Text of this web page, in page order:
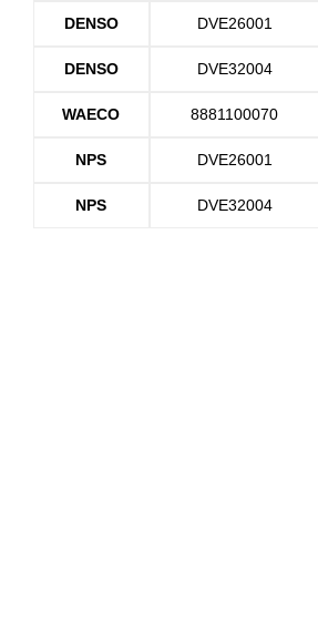
DENSO DVE26001
DENSO DVE32004
WAECO 8881100070
NPS DVE26001
NPS DVE32004